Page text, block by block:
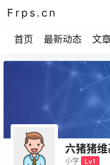
Frps.cn
首页 最新动态 文
六猪猪维
小学 Lv1